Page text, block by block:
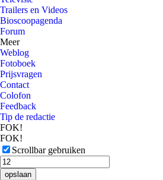
Trailers en Videos
Bioscoopagenda
Forum
Meer
Weblog
Fotoboek
Prijsvragen
Contact
Colofon
Feedback
Tip de redactie
FOK!
FOK!
Scrollbar gebruiken
opslaan